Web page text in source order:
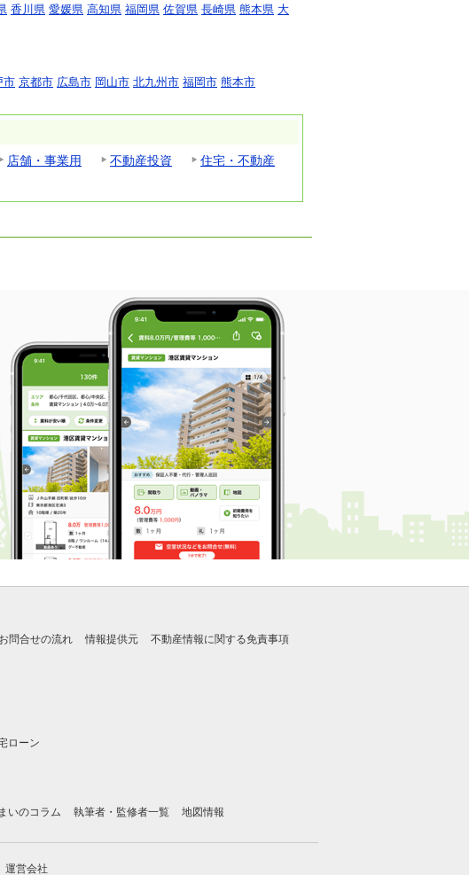
香川県 愛媛県 高知県 福岡県 佐賀県 長崎県 熊本県 大
市 京都市 広島市 岡山市 北九州市 福岡市 熊本市
店舗・事業用 不動産投資
住宅・不動産
問合せの流れ 情報提供元 不動産情報に関する免責事項
ローン
いのコラム 執筆者・監修者一覧 地図情報
運営会社